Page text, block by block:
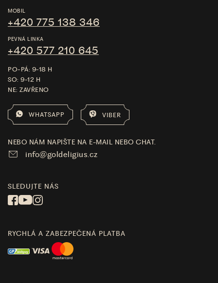
MOBIL
+420 775 138 346
PEVNÁ LINKA
+420 577 210 645
PO-PÁ: 9-18 H
SO: 9-12 H
NE: ZAVŘENO
WHATSAPP VIBER
NEBO NÁM NAPIŠTE NA E-MAIL NEBO CHAT.
info@goldeligius.cz
SLEDUJTE NÁS
RYCHLÁ A ZABEZPEČENÁ PLATBA